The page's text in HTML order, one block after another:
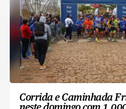
Corrida e Caminhada